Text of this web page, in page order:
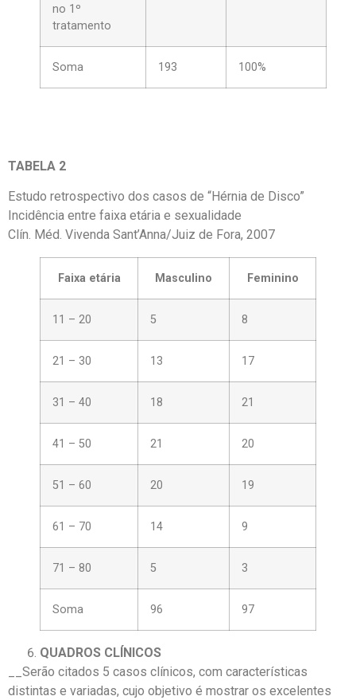
no 1º
tratamento
Soma 193 100%
TABELA 2
Estudo retrospectivo dos casos de “Hérnia de Disco”
Incidência entre faixa etária e sexualidade
Clín. Méd. Vivenda Sant’Anna/Juiz de Fora, 2007
Faixa etária Masculino Feminino
11 – 20 5 8
21 – 30 13 17
31 – 40 18 21
41 – 50 21 20
51 – 60 20 19
61 – 70 14 9
71 – 80 5 3
Soma 96 97
QUADROS CLÍNICOS
__Serão citados 5 casos clínicos, com características
distintas e variadas, cujo objetivo é mostrar os excelentes